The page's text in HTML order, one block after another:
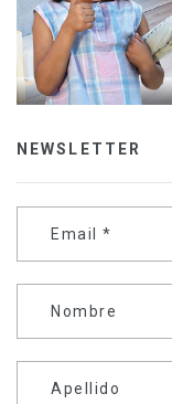
NEWSLETTER
Email *
Nombre
Apellido